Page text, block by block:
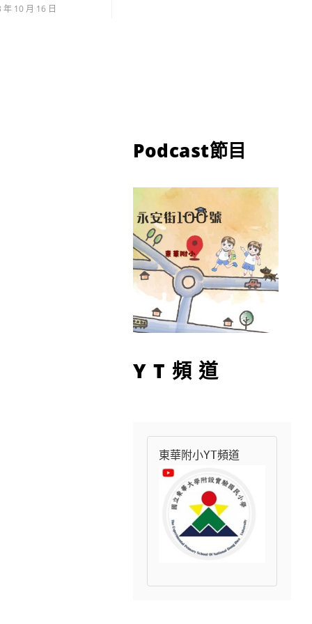
年 10 月 16 日
Podcast節目
YT頻道
東華附小YT頻道